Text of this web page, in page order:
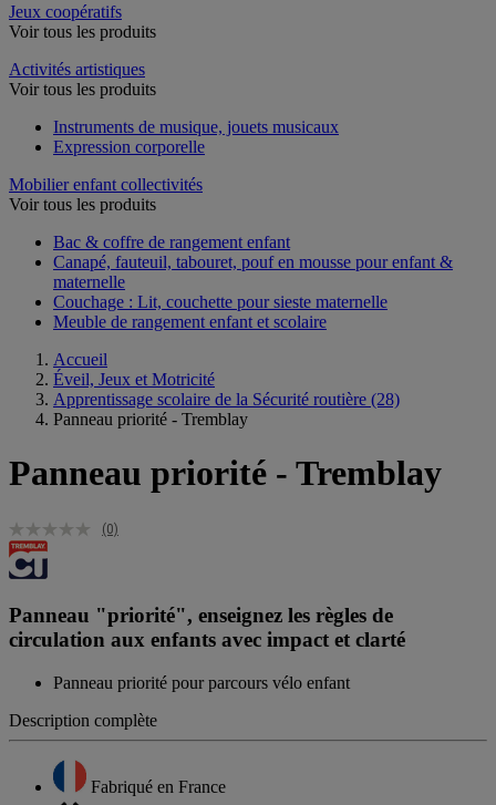
Jeux coopératifs
Voir tous les produits
Activités artistiques
Voir tous les produits
Instruments de musique, jouets musicaux
Expression corporelle
Mobilier enfant collectivités
Voir tous les produits
Bac & coffre de rangement enfant​
Canapé, fauteuil, tabouret, pouf en mousse pour enfant &
maternelle
Couchage : Lit, couchette pour sieste maternelle​
Meuble de rangement enfant et scolaire
Accueil
Éveil, Jeux et Motricité
Apprentissage scolaire de la Sécurité routière (28)
Panneau priorité - Tremblay
Panneau priorité - Tremblay
(0)
Panneau "priorité", enseignez les règles de
circulation aux enfants avec impact et clarté
Panneau priorité pour parcours vélo enfant
Description complète
Fabriqué en France